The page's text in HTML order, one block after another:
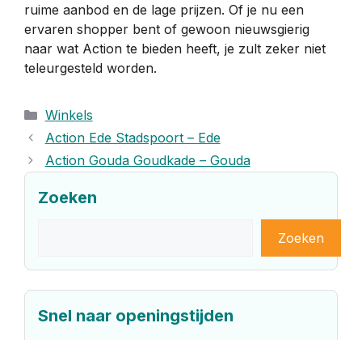
ruime aanbod en de lage prijzen. Of je nu een
ervaren shopper bent of gewoon nieuwsgierig
naar wat Action te bieden heeft, je zult zeker niet
teleurgesteld worden.
Categorieën
Winkels
Action Ede Stadspoort – Ede
Action Gouda Goudkade – Gouda
Zoeken
Zoeken
Snel naar openingstijden